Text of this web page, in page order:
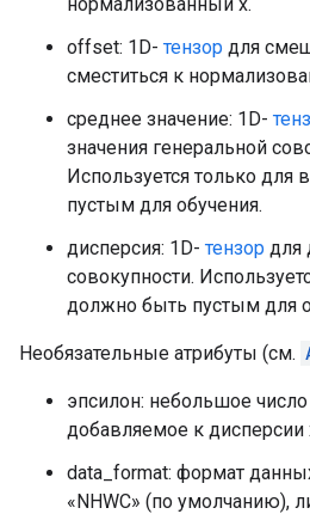
offset: 1D- тензор для
сместиться к
среднее значение: 1D-
значения генеральной
Используется только
пустым для обучения.
дисперсия: 1D- тензор для
совокупности.
должно быть пустым для
Необязательные атрибуты (см.
эпсилон: небольшое
добавляемое к дисперсии
data_format: формат
«NHWC» (по умолчанию),